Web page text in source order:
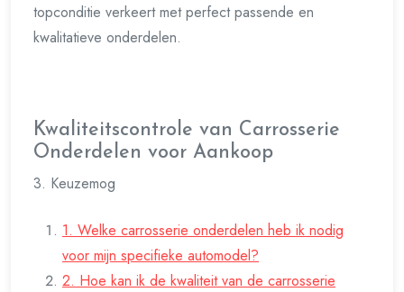
topconditie verkeert met perfect passende en
kwalitatieve onderdelen.
Kwaliteitscontrole van Carrosserie
Onderdelen voor Aankoop
3. Keuzemog
1. Welke carrosserie onderdelen heb ik nodig
voor mijn specifieke automodel?
2. Hoe kan ik de kwaliteit van de carrosserie